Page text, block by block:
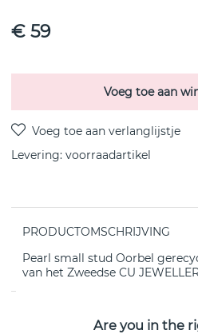
€ 59
Voeg toe aan
Levering: voorraadartikel
PRODUCTOMSCHRIJVING
Pearl small stud Oorbel
van het Zweedse CU
Are you in the